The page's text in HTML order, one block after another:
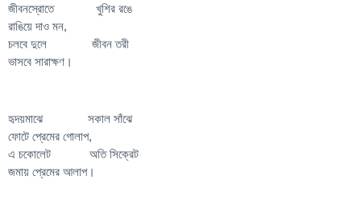
জীবনস্রোতে খুশির রঙে
রাঙিয়ে দাও মন,
চলবে দুলে জীবন তরী
ভাসবে সারাক্ষণ।
হৃদয়মাঝে সকাল সাঁঝে
ফোটে প্রেমের গোলাপ,
এ চকোলেট অতি সিক্রেট
জমায় প্রেমের আলাপ।